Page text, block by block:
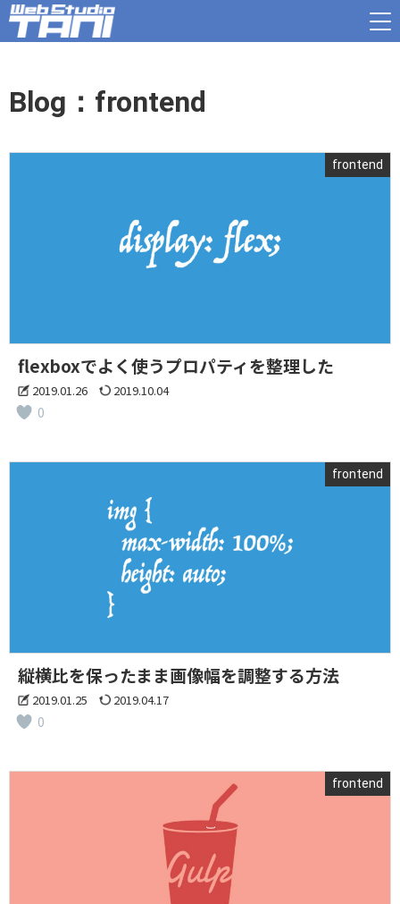
Blog：frontend
frontend
flexboxでよく使うプロパティを整理した
2019.01.26 2019.10.04
0
frontend
縦横比を保ったまま画像幅を調整する方法
2019.01.25 2019.04.17
0
frontend